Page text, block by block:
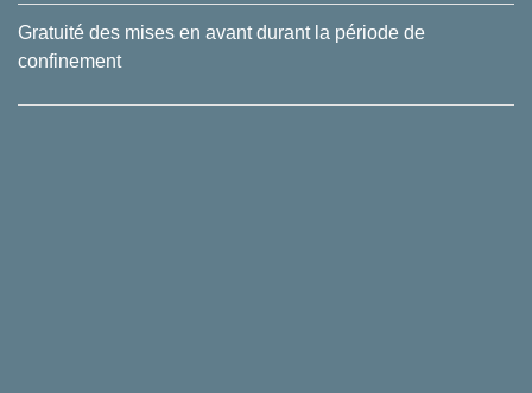
Gratuité des mises en avant durant la période de
confinement